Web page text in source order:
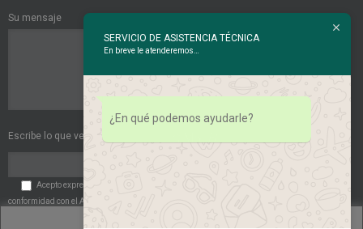
Su mensaje
Escribe lo que ves en esta imagen:
Acepto expresamente las
conformidad con el Art. 6 del RGPD el tratamiento de mis datos de carácter personal por
SERVICIO DE ASISTENCIA TÉCNICA
En breve le atenderemos…
¿En qué podemos ayudarle?